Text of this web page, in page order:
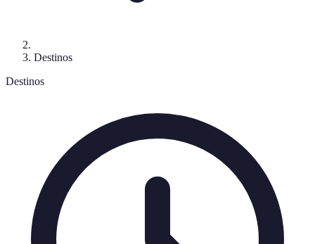
Destinos
Destinos